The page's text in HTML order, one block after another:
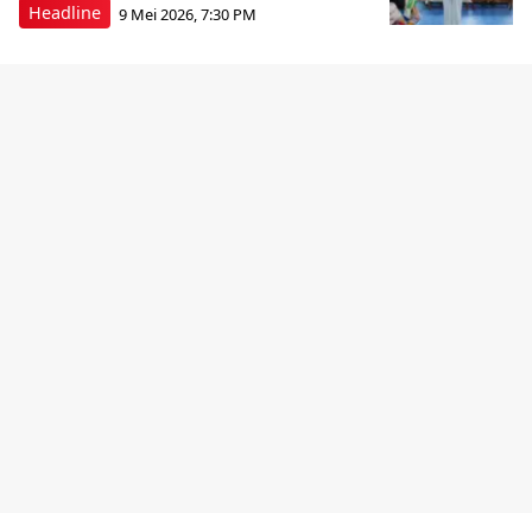
Headline 9 Mei 2026, 7:30 PM